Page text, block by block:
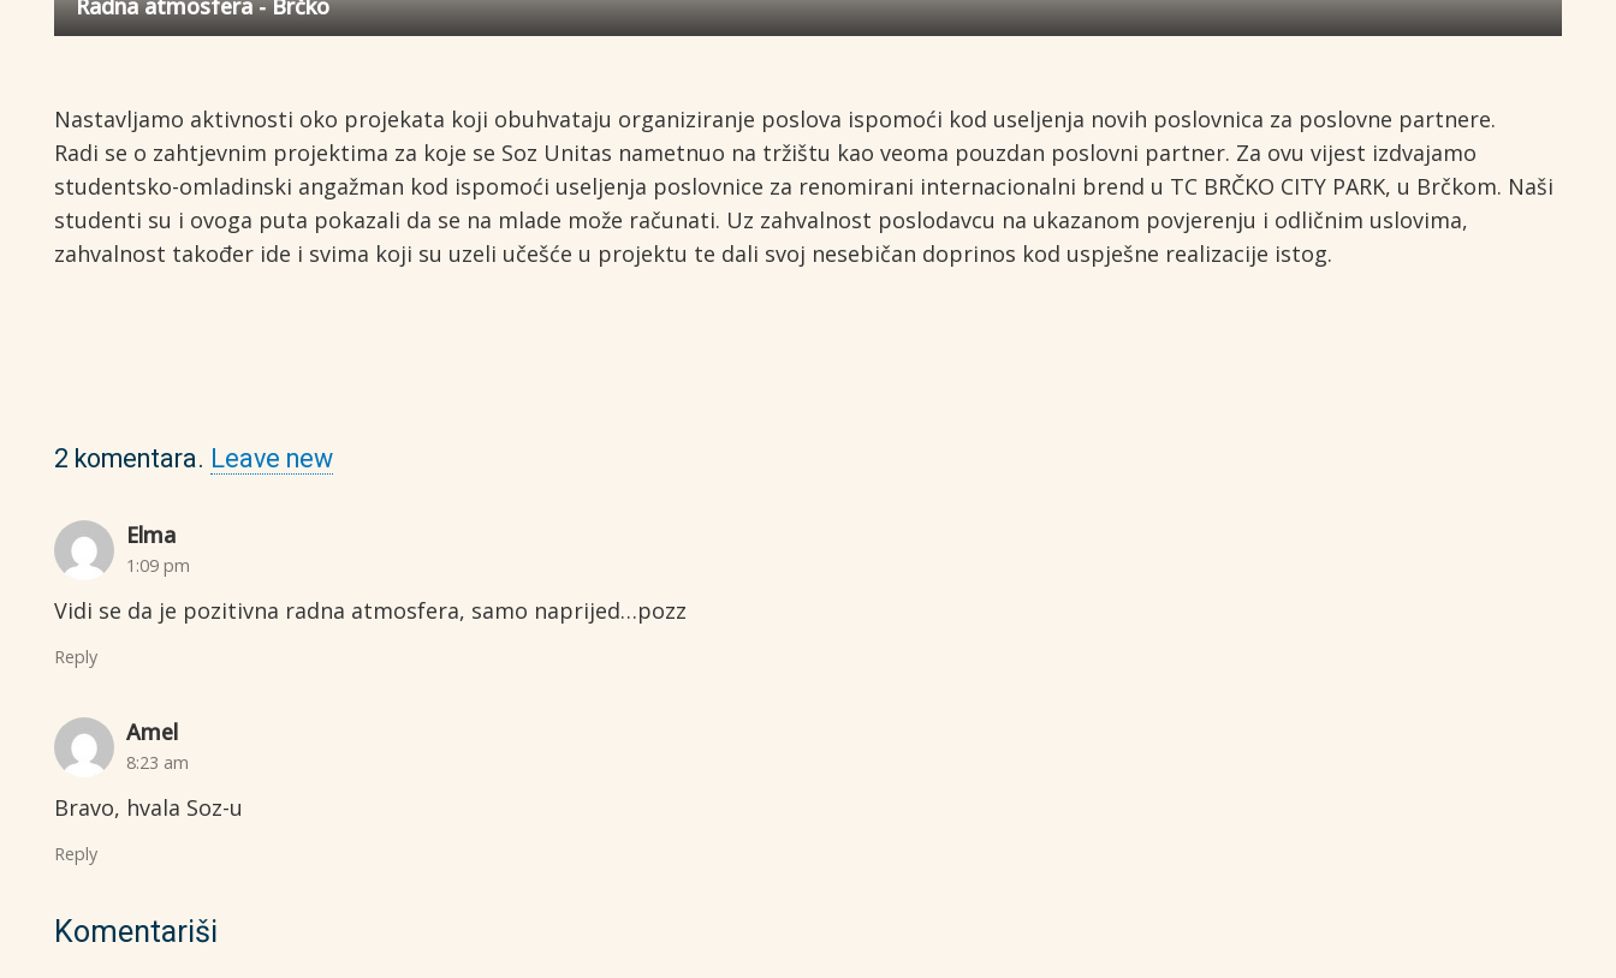
Radna atmosfera - Brčko
Nastavljamo aktivnosti oko projekata koji obuhvataju organiziranje poslova ispomoći kod useljenja novih poslovnica za poslovne partnere.
Radi se o zahtjevnim projektima za koje se Soz Unitas nametnuo na tržištu kao veoma pouzdan poslovni partner. Za ovu vijest izdvajamo
studentsko-omladinski angažman kod ispomoći useljenja poslovnice za renomirani internacionalni brend u TC BRČKO CITY PARK, u Brčkom. Naši
studenti su i ovoga puta pokazali da se na mlade može računati. Uz zahvalnost poslodavcu na ukazanom povjerenju i odličnim uslovima,
zahvalnost također ide i svima koji su uzeli učešće u projektu te dali svoj nesebičan doprinos kod uspješne realizacije istog.
2 komentara. Leave new
Elma
1:09 pm
Vidi se da je pozitivna radna atmosfera, samo naprijed…pozz
Reply
Amel
8:23 am
Bravo, hvala Soz-u
Reply
Komentariši